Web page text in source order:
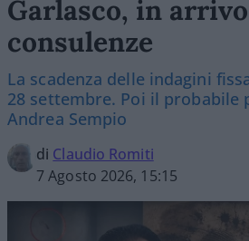
Garlasco, in
consulenze
La scadenza delle indagini
28 settembre. Poi il probabile
Andrea Sempio
di Claudio Romiti
7 Agosto 2026, 15:15